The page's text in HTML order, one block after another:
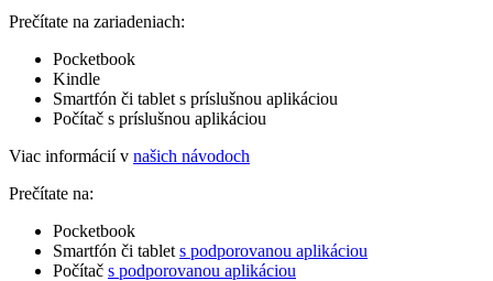
Prečítate na zariadeniach:
Pocketbook
Kindle
Smartfón či tablet s príslušnou aplikáciou
Počítač s príslušnou aplikáciou
Viac informácií v našich návodoch
Prečítate na:
Pocketbook
Smartfón či tablet s podporovanou aplikáciou
Počítač s podporovanou aplikáciou